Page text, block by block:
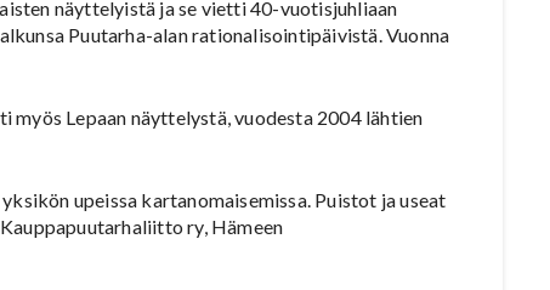
näyttelyistä ja se vietti 40-vuotisjuhliaan
Puutarha-alan rationalisointipäivistä. Vuonna
Lepaan näyttelystä, vuodesta 2004 lähtien
upeissa kartanomaisemissa. Puistot ja useat
ry, Hämeen